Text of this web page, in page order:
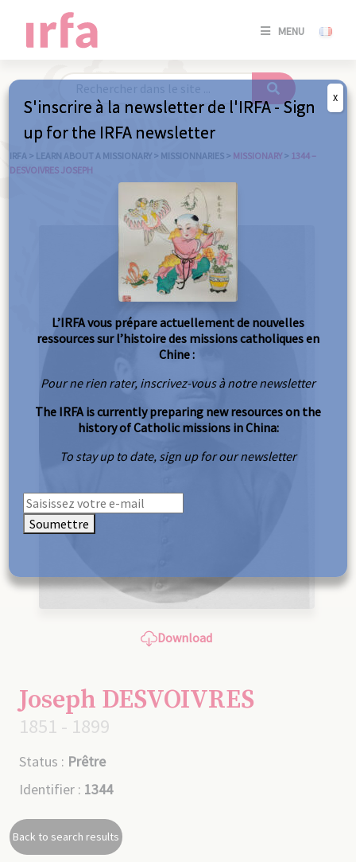
MENU
SE
IRFA > LEARN ABOUT A MISSIONARY > MISSIONNARIES > MISSIONARY > 1344 –
DESVOIVRES JOSEPH
Download
Joseph DESVOIVRES
1851 - 1899
Status : Prêtre
Identifier : 1344
Back to search results
S'inscrire à la newsletter de l'IRFA - Sign
up for the IRFA newsletter
L’IRFA vous prépare actuellement de nouvelles
ressources sur l’histoire des missions catholiques en
Chine :
Pour ne rien rater, inscrivez-vous à notre newsletter
The IRFA is currently preparing new resources on the
history of Catholic missions in China:
To stay up to date, sign up for our newsletter
Soumettre
X